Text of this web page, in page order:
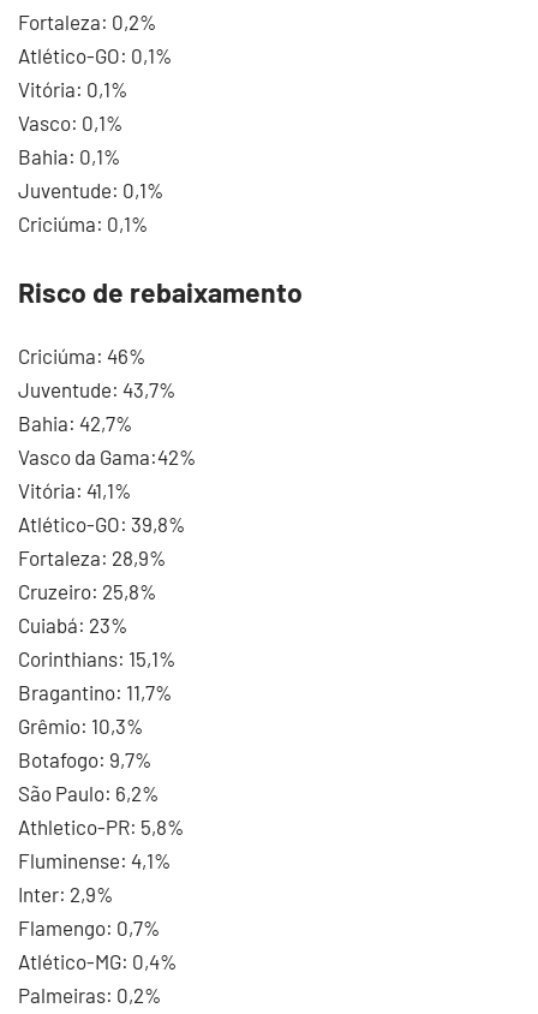
Fortaleza: 0,2%
Atlético-GO: 0,1%
Vitória: 0,1%
Vasco: 0,1%
Bahia: 0,1%
Juventude: 0,1%
Criciúma: 0,1%
Risco de rebaixamento
Criciúma: 46%
Juventude: 43,7%
Bahia: 42,7%
Vasco da Gama:42%
Vitória: 41,1%
Atlético-GO: 39,8%
Fortaleza: 28,9%
Cruzeiro: 25,8%
Cuiabá: 23%
Corinthians: 15,1%
Bragantino: 11,7%
Grêmio: 10,3%
Botafogo: 9,7%
São Paulo: 6,2%
Athletico-PR: 5,8%
Fluminense: 4,1%
Inter: 2,9%
Flamengo: 0,7%
Atlético-MG: 0,4%
Palmeiras: 0,2%